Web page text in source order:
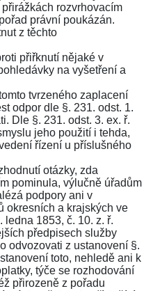
rozvrhovacím
právní poukázán.
z těchto
přiřknutí nějaké v
na vyšetření a
tvrzeného zaplacení
odpor dle §. 231. odst. 1.
Dle §. 231. odst. 3. ex. ř.
jeho použití i tehda,
řízení u příslušného
otázky, zda
pominula, výlučně úřadům
podpory ani v
okresních a krajských ve
ledna 1853, č. 10. z. ř.
předpisech služby
odvozovati z ustanovení §.
toto, nehledě ani k
týče se rozhodování
přirozeně z pořadu